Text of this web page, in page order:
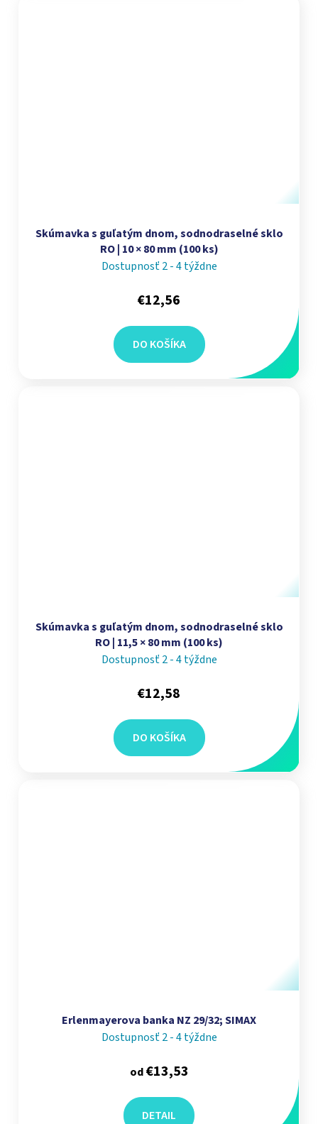
Skúmavka s guľatým dnom, sodnodraselné sklo
RO | 10 × 80 mm (100 ks)
Dostupnosť 2 - 4 týždne
€12,56
DO KOŠÍKA
Skúmavka s guľatým dnom, sodnodraselné sklo
RO | 11,5 × 80 mm (100 ks)
Dostupnosť 2 - 4 týždne
€12,58
DO KOŠÍKA
Erlenmayerova banka NZ 29/32; SIMAX
Dostupnosť 2 - 4 týždne
od€13,53
DETAIL